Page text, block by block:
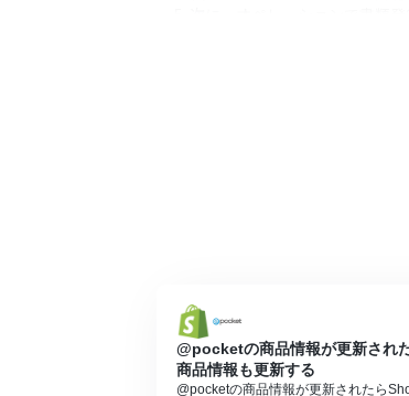
Shopify、Dropbox、Google
ーションやデータコネクトはエ
チームプランやサクセスプラ
ます。
@pocketの商品情報が更新され
商品情報も更新する
@pocketの商品情報が更新されたら